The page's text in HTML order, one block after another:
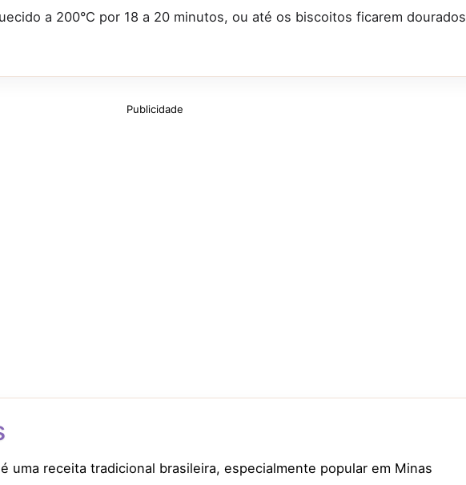
a 200°C por 18 a 20 minutos, ou até os biscoitos ficarem dourados
Publicidade
uma receita tradicional brasileira, especialmente popular em Minas